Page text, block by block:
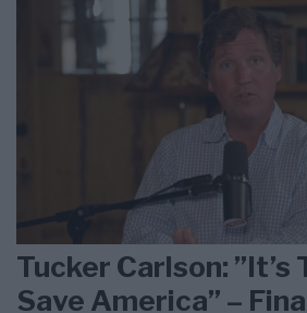
Tucker Carlson: ”It’s
Save America” –